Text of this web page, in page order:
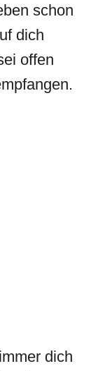
schon
dich
offen
dich